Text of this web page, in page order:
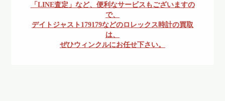
「LINE査定」など、便利なサービスもございますの
で、
デイトジャスト179179などのロレックス時計の買取
は、
ぜひウィンクルにお任せ下さい。